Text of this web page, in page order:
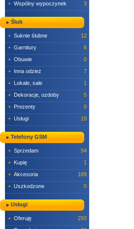
+ Wspólny wypoczynek 3
Ślub
+ Suknie ślubne
12
+ Garnitury
6
+ Obuwie
0
+ Inna odzież
7
+ Lokale, sale
1
+ Dekoracje, ozdoby
5
+ Prezenty
0
+ Usługi 19
Telefony GSM
+ Sprzedam
54
+ Kupię
1
+ Akcesoria
189
+ Uszkodzone 0
Usługi
+ Oferuję
293